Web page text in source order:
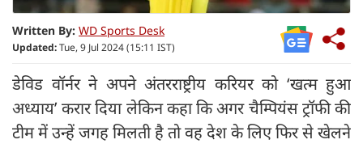
Written By: WD Sports Desk
Updated:Tue, 9 Jul 2024 (15:11 IST)
डेविड वॉर्नर ने अपने अंतरराष्ट्रीय करियर को ‘खत्म हुआ
अध्याय’ करार दिया लेकिन कहा कि अगर चैम्पियंस ट्रॉफी की
टीम में उन्हें जगह मिलती है तो वह देश के लिए फिर से खेलने